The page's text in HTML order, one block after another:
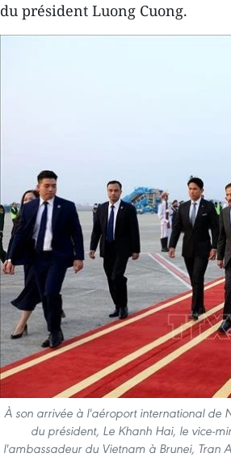
du président Luong Cuong.
À son arrivée à l'aéroport international de
du président, Le Khanh Hai, le vice-
l'ambassadeur du Vietnam à Brunei, Tran